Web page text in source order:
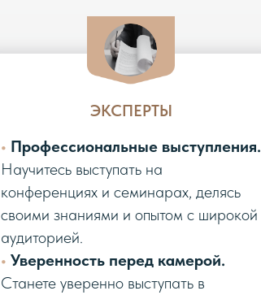
ЭКСПЕРТЫ
• Профессиональные выступления.
Научитесь выступать на
конференциях и семинарах, делясь
своими знаниями и опытом с широкой
аудиторией.
• Уверенность перед камерой.
Станете уверенно выступать в